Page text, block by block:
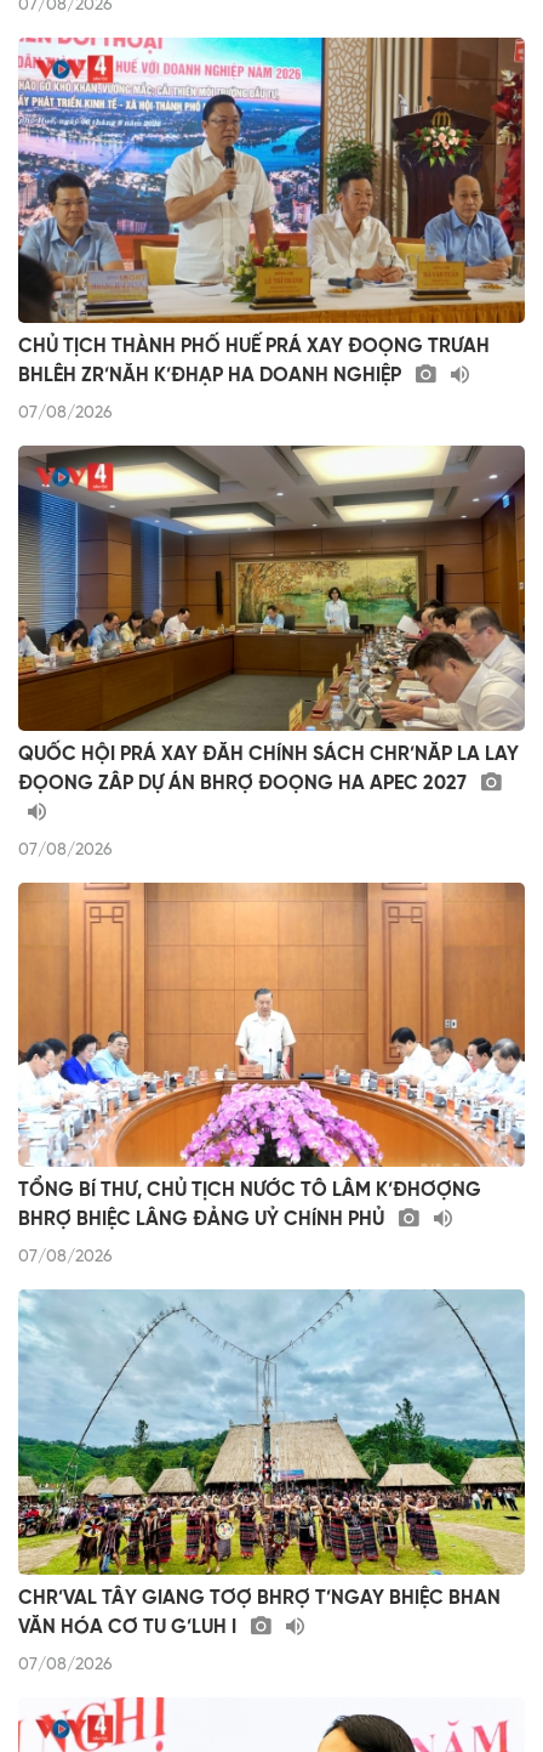
07/08/2026
CHỦ TỊCH THÀNH PHỐ HUẾ PRÁ XAY ĐOỌNG TRƯAH
BHLÊH ZR’NĂH K’ĐHẠP HA DOANH NGHIỆP
07/08/2026
QUỐC HỘI PRÁ XAY ĐĂH CHÍNH SÁCH CHR’NĂP LA LAY
ĐỌONG ZÂP DỰ ÁN BHRỢ ĐOỌNG HA APEC 2027
07/08/2026
TỔNG BÍ THƯ, CHỦ TỊCH NƯỚC TÔ LÂM K’ĐHƠỢNG
BHRỢ BHIỆC LÂNG ĐẢNG UỶ CHÍNH PHỦ
07/08/2026
CHR’VAL TÂY GIANG TƠỢ BHRỢ T’NGAY BHIỆC BHAN
VĂN HÓA CƠ TU G’LUH I
07/08/2026